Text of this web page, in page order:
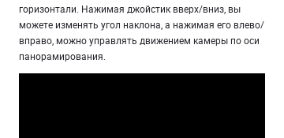
горизонтали. Нажимая джойстик вверх/вниз, вы
можете изменять угол наклона, а нажимая его влево/
вправо, можно управлять движением камеры по оси
панорамирования.